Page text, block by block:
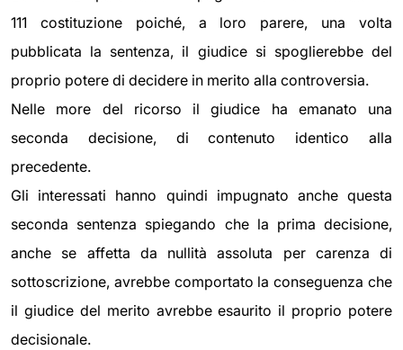
111 costituzione poiché, a loro parere, una volta
pubblicata la sentenza, il giudice si spoglierebbe del
proprio potere di decidere in merito alla controversia.
Nelle more del ricorso il giudice ha emanato una
seconda decisione, di contenuto identico alla
precedente.
Gli interessati hanno quindi impugnato anche questa
seconda sentenza spiegando che la prima decisione,
anche se affetta da nullità assoluta per carenza di
sottoscrizione, avrebbe comportato la conseguenza che
il giudice del merito avrebbe esaurito il proprio potere
decisionale.